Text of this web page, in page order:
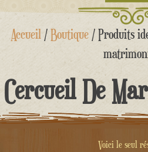
Aller
Accueil /Boutique/ Produits
Cercueil De
Voici le seul